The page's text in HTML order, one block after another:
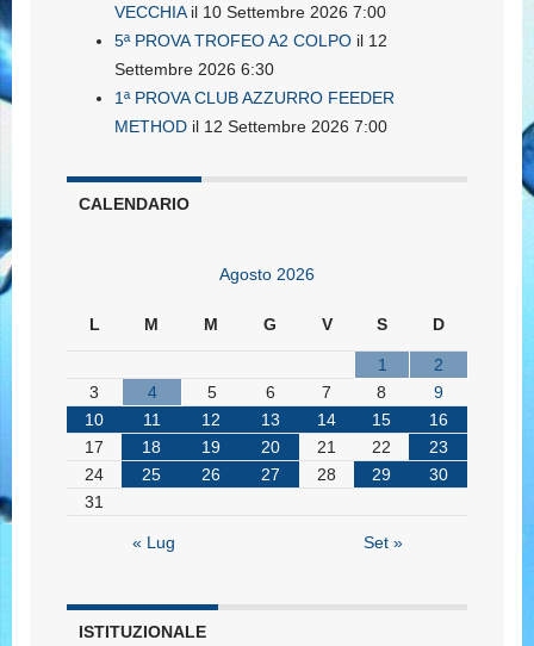
VECCHIAil 10 Settembre 2026 7:00
5ª PROVA TROFEO A2 COLPO il 12
Settembre 2026 6:30
1ª PROVA CLUB AZZURRO FEEDER
METHOD il 12 Settembre 2026 7:00
CALENDARIO
Agosto 2026
L M M G V S D
1
2
3
4 5 6 7 8
9
10
11 12 13 14 15
16
17
18 19 20 21 22
23
24
25 26 27 28 29
30
31
« Lug Set »
ISTITUZIONALE